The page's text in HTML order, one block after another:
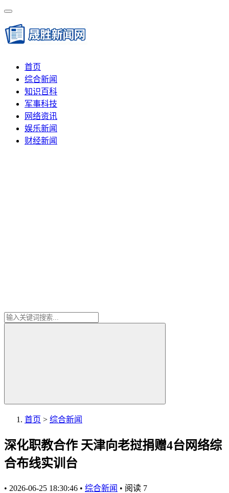
首页
综合新闻
知识百科
军事科技
网络资讯
娱乐新闻
财经新闻
首页 > 综合新闻
深化职教合作 天津向老挝捐赠4台网络综
合布线实训台
• 2026-06-25 18:30:46 • 综合新闻 • 阅读 7